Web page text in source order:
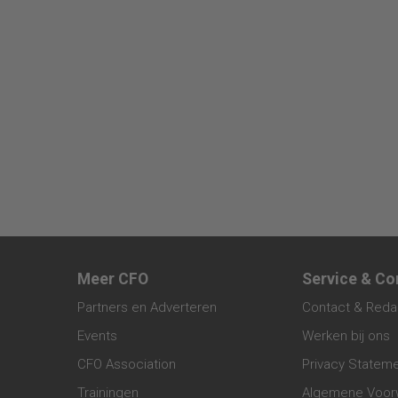
Meer CFO
Partners en Adverteren
Events
CFO Association
Trainingen
Service &
Contact &
Werken bij ons
Privacy
Algemene